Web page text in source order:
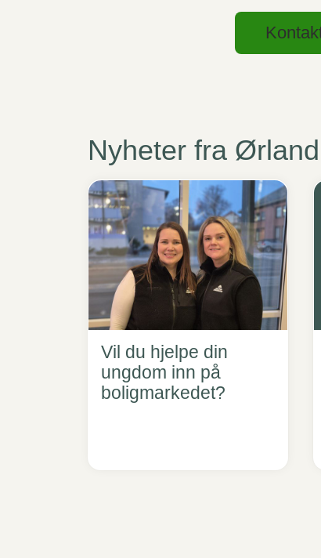
Nyheter fra
Vil du hjelpe din
ungdom inn på
boligmarkedet?